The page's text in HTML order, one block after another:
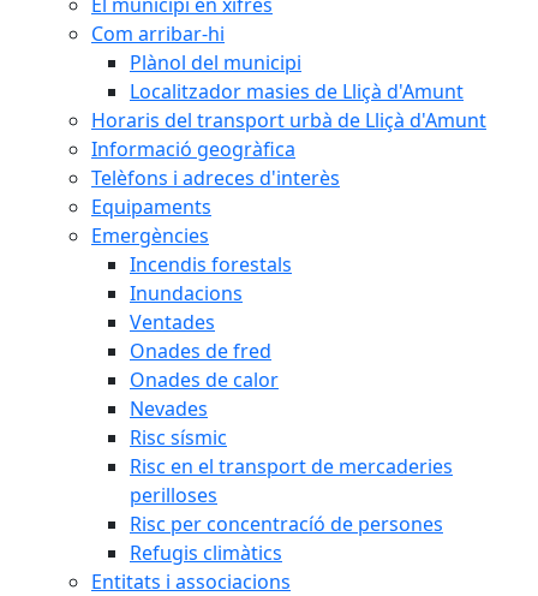
Com arribar-hi
Plànol del municipi
Localitzador masies de Lliçà d'Amunt
Horaris del transport urbà de Lliçà d'Amunt
Informació geogràfica
Telèfons i adreces d'interès
Equipaments
Emergències
Incendis forestals
Inundacions
Ventades
Onades de fred
Onades de calor
Nevades
Risc sísmic
Risc en el transport de mercaderies
perilloses
Risc per concentracíó de persones
Refugis climàtics
Entitats i associacions